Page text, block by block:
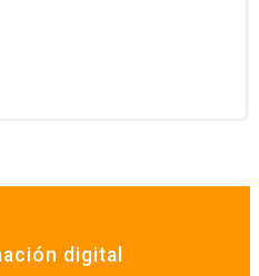
digital